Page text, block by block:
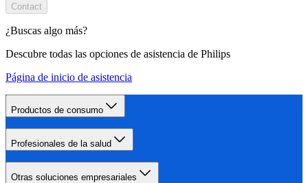
Contact
¿Buscas algo más?
Descubre todas las opciones de asistencia de Philips
Página de inicio de asistencia
Productos de consumo
Profesionales de la salud
Otras soluciones empresariales